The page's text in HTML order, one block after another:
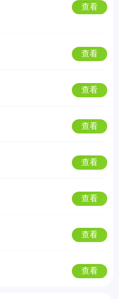
查看
查看
查看
查看
查看
查看
查看
查看